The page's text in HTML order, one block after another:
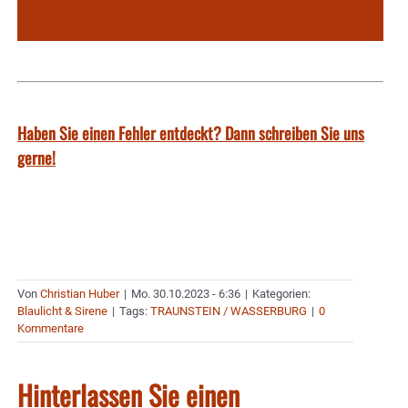
Haben Sie einen Fehler entdeckt? Dann schreiben Sie uns
gerne!
Von Christian Huber | Mo. 30.10.2023 - 6:36 | Kategorien:
Blaulicht & Sirene | Tags: TRAUNSTEIN / WASSERBURG | 0
Kommentare
Hinterlassen Sie einen